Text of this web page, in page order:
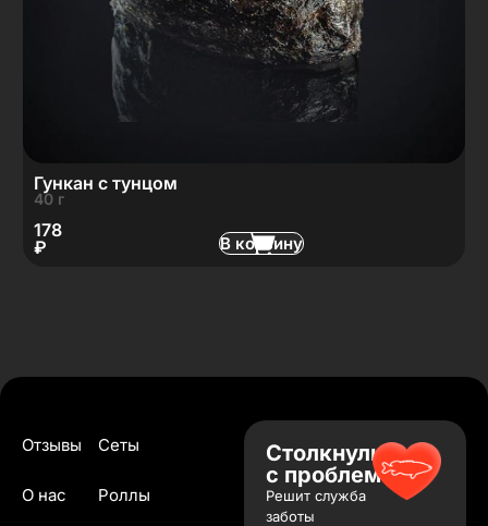
Гункан с тунцом
40 г
178
₽
В корзину
Отзывы
О нас
Сеты
Роллы
Столкнулись
с проблемой?
Решит служба
заботы